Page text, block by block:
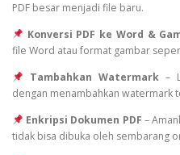
PDF besar menjadi file baru.
Konversi PDF ke Word &
file Word atau format gambar
Tambahkan Watermark –
dengan menambahkan watermark
Enkripsi Dokumen PDF –
tidak bisa dibuka oleh sembarang